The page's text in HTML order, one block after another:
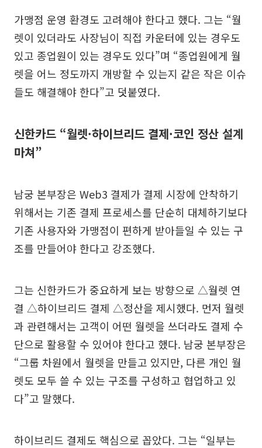
가맹점 운영 환경도 고려해야 한다고 했다. 그는 “월
렛이 있더라도 사장님이 직접 카운터에 있는 경우도
있고 종업원이 있는 경우도 있다”며 “종업원에게 월
렛을 어느 정도까지 개방할 수 있는지 같은 작은 이슈
들도 해결해야 한다”고 덧붙였다.
신한카드 “월렛·하이브리드 결제·코인 정산 설계
마쳐”
남궁 본부장은 Web3 결제가 결제 시장에 안착하기
위해서는 기존 결제 프로세스를 단순히 대체하기보다
기존 사용자와 가맹점이 편하게 받아들일 수 있는 구
조를 만들어야 한다고 강조했다.
그는 신한카드가 중요하게 보는 방향으로 △월렛 연
결 △하이브리드 결제 △정산을 제시했다. 먼저 월렛
과 관련해서는 고객이 어떤 월렛을 쓰더라도 결제 수
단으로 활용할 수 있어야 한다고 했다. 남궁 본부장은
“그룹 차원에서 월렛을 만들고 있지만, 다른 개인 월
렛도 모두 쓸 수 있는 구조를 구성하고 협업하고 있
다”고 말했다.
하이브리드 결제도 핵심으로 꼽았다. 그는 “일부는